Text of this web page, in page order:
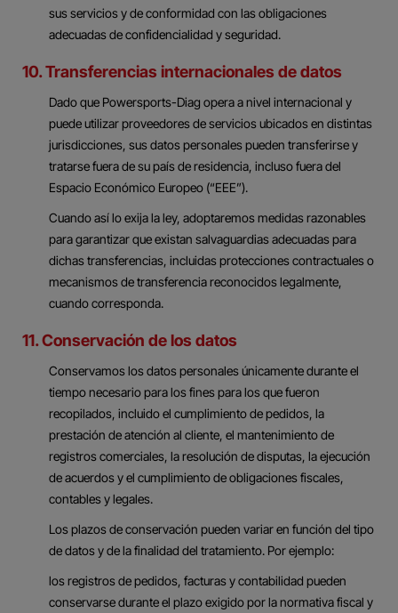
sus servicios y de conformidad con las obligaciones
adecuadas de confidencialidad y seguridad.
10. Transferencias internacionales de datos
Dado que Powersports-Diag opera a nivel internacional y
puede utilizar proveedores de servicios ubicados en distintas
jurisdicciones, sus datos personales pueden transferirse y
tratarse fuera de su país de residencia, incluso fuera del
Espacio Económico Europeo (“EEE”).
Cuando así lo exija la ley, adoptaremos medidas razonables
para garantizar que existan salvaguardias adecuadas para
dichas transferencias, incluidas protecciones contractuales o
mecanismos de transferencia reconocidos legalmente,
cuando corresponda.
11. Conservación de los datos
Conservamos los datos personales únicamente durante el
tiempo necesario para los fines para los que fueron
recopilados, incluido el cumplimiento de pedidos, la
prestación de atención al cliente, el mantenimiento de
registros comerciales, la resolución de disputas, la ejecución
de acuerdos y el cumplimiento de obligaciones fiscales,
contables y legales.
Los plazos de conservación pueden variar en función del tipo
de datos y de la finalidad del tratamiento. Por ejemplo:
los registros de pedidos, facturas y contabilidad pueden
conservarse durante el plazo exigido por la normativa fiscal y